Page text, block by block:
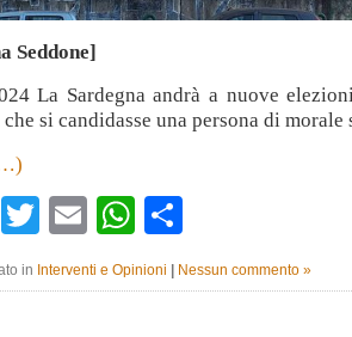
Seddone]
La Sardegna andrà a nuove
si candidasse una persona di morale
Facebook
TwitterEmailWhatsApp
in Interventi e Opinioni | Nessun commento »